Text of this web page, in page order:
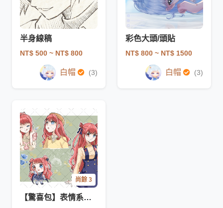
半身線稿
NT$ 500 ~ NT$ 800
白帽 (3)
彩色大頭/頭貼
NT$ 800 ~ NT$ 1500
白帽 (3)
尚餘 3
【驚喜包】表情系列滿版塗鴉